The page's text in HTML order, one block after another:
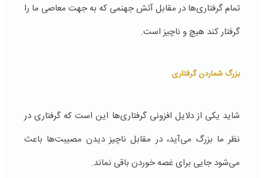
تمام گرفتاری‌ها در مقابل آتش جهنمی که به جهت معاصی ما را
گرفتار کند هیچ و ناچیز است.
بزرگ شماردن گرفتاری
شاید یکی از دلایل افزونی گرفتاری‌ها این است که گرفتاری در
نظر ما بزرگ می‌آید، در مقابل ناچیز دیدن مصیبت‌ها باعث
می‌شود جایی برای غصه خوردن باقی نماند.